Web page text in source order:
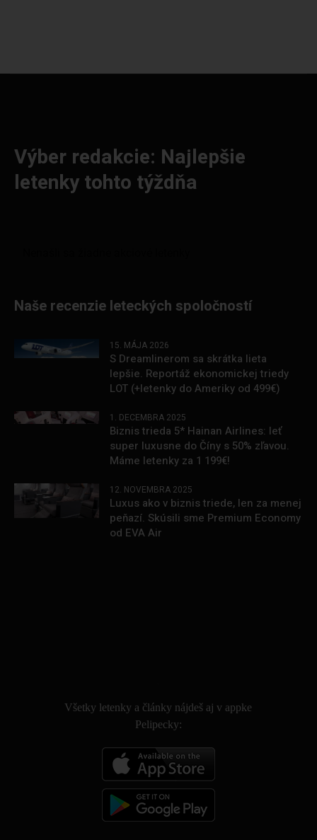
Výber redakcie: Najlepšie
letenky tohto týždňa
Naše recenzie leteckých spoločností
15. MÁJA 2026
S Dreamlinerom sa skrátka lieta
lepšie. Reportáž ekonomickej triedy
LOT (+letenky do Ameriky od 499€)
1. DECEMBRA 2025
Biznis trieda 5* Hainan Airlines: leť
super luxusne do Číny s 50% zľavou.
Máme letenky za 1 199€!
12. NOVEMBRA 2025
Luxus ako v biznis triede, len za menej
peňazí. Skúsili sme Premium Economy
od EVA Air
Všetky letenky a články nájdeš aj v appke
Pelipecky: